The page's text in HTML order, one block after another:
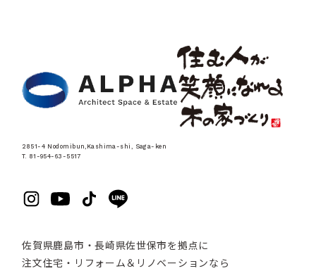
2851-4 Nodomibun,Kashima-shi, Saga-ken
T. 81-954-63-5517
佐賀県鹿島市・長崎県佐世保市を拠点に
注文住宅・リフォーム＆リノベーションなら